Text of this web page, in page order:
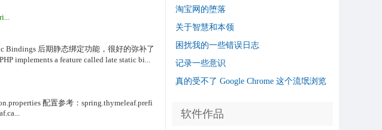
Bindings 后期静态绑定功能，很好的弥补了
implements a feature called late static bi...
配置参考：spring.thymeleaf.prefi
淘宝网的堕落
关于智慧和本领
困扰我的一些错误日志
记录一些意识
真的受不了 Google Chrome 这个流氓浏览
软件作品